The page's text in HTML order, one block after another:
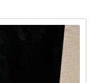
ทรศัพท์ Vivo / Google
ดี ก่อนนำมือถือมารับ
พเครื่องดี หน้าจอไม่
ร์จ) ไม่ติดล็อก iCloud
ะ รับจำนำโทรศัพท์ที่
ริการ รับจำนำโทรศัพท์
ะ สีลม รัชดา บางแค
ารครอบคลุมพื้นที่
า บางนา จำนำพลัส
รุงเทพฯ โทรศัพท์ มือ
ำไมเลือก รับจำนำพลัส
จำนำพลัส ให้บริการรับ